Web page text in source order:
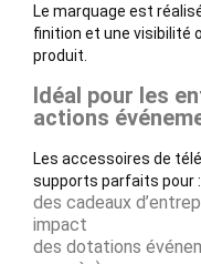
Le marquage est
finition et une visibilité
produit.
Idéal pour les
actions
Les accessoires de
supports parfaits pour :
des cadeaux
impact
des dotations